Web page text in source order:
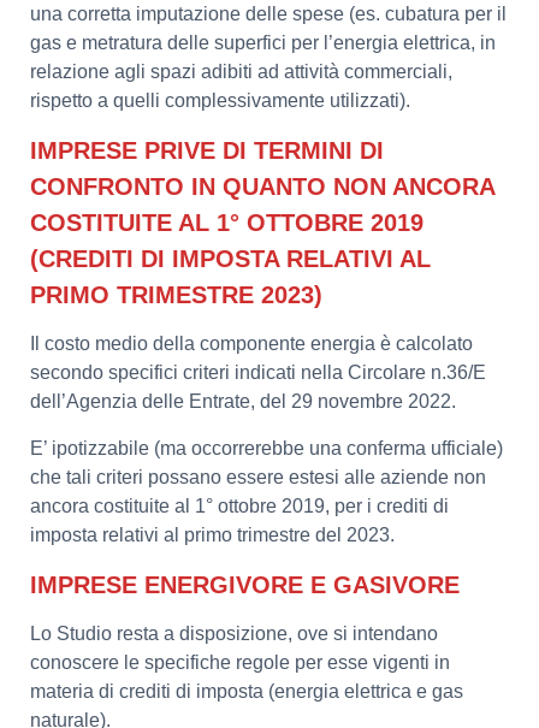
una corretta imputazione delle spese (es. cubatura per il
gas e metratura delle superfici per l’energia elettrica, in
relazione agli spazi adibiti ad attività commerciali,
rispetto a quelli complessivamente utilizzati).
IMPRESE PRIVE DI TERMINI DI
CONFRONTO IN QUANTO NON ANCORA
COSTITUITE AL 1° OTTOBRE 2019
(CREDITI DI IMPOSTA RELATIVI AL
PRIMO TRIMESTRE 2023)
Il costo medio della componente energia è calcolato
secondo specifici criteri indicati nella Circolare n.36/E
dell’Agenzia delle Entrate, del 29 novembre 2022.
E’ ipotizzabile (ma occorrerebbe una conferma ufficiale)
che tali criteri possano essere estesi alle aziende non
ancora costituite al 1° ottobre 2019, per i crediti di
imposta relativi al primo trimestre del 2023.
IMPRESE ENERGIVORE E GASIVORE
Lo Studio resta a disposizione, ove si intendano
conoscere le specifiche regole per esse vigenti in
materia di crediti di imposta (energia elettrica e gas
naturale).